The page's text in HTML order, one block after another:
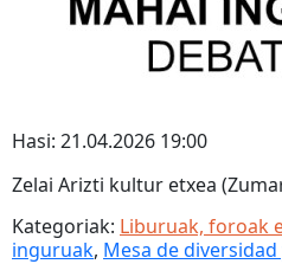
Hasi: 21.04.2026 19:00
Zelai Arizti kultur etxea
Kategoriak: Liburuak, foroak
inguruak, Mesa de